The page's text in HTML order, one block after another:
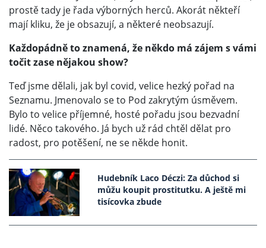
prostě tady je řada výborných herců. Akorát někteří
mají kliku, že je obsazují, a některé neobsazují.
Každopádně to znamená, že někdo má zájem s vámi
točit zase nějakou show?
Teď jsme dělali, jak byl covid, velice hezký pořad na
Seznamu. Jmenovalo se to Pod zakrytým úsměvem.
Bylo to velice příjemné, hosté pořadu jsou bezvadní
lidé. Něco takového. Já bych už rád chtěl dělat pro
radost, pro potěšení, ne se někde honit.
Hudebník Laco Déczi: Za důchod si
můžu koupit prostitutku. A ještě mi
tisícovka zbude